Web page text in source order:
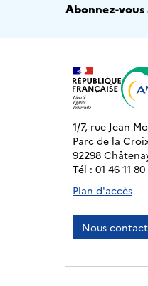
Abonnez-
1/7, rue Jean
Parc de la
92298
Tél : 01 46 11
Plan d'accès
Nous